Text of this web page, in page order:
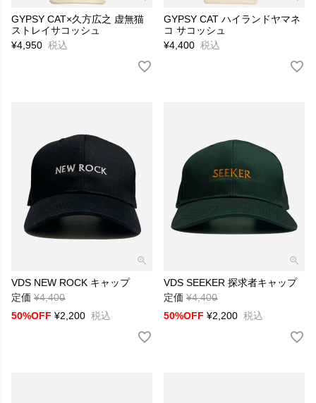
GYPSY CAT×久方広之 虚無猫
ストレイサコッシュ
¥4,950 税込
GYPSY CAT ハイランドヤマネ
コ サコッシュ
¥4,400 税込
VDS NEW ROCK キャップ
定価 ¥4,400
→
50%OFF ¥2,200 税込
VDS SEEKER 探求者キャップ
定価 ¥4,400
→
50%OFF ¥2,200 税込